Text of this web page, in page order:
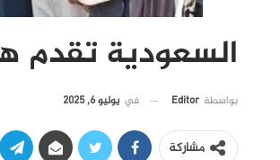
السعودية تقدم هدية
بواسطة Editor في يوليو 6, 2025
مشاركة